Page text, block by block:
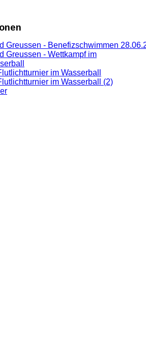
Greussen - Benefizschwimmen
Greussen - Wettkampf im
im Wasserball
im Wasserball (2)